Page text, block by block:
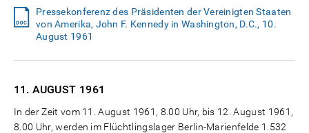
Pressekonferenz des Präsidenten der Vereinigten Staaten
von Amerika, John F. Kennedy in Washington, D.C., 10.
August 1961
11. AUGUST 1961
In der Zeit vom 11. August 1961, 8.00 Uhr, bis 12. August 1961,
8.00 Uhr, werden im Flüchtlingslager Berlin-Marienfelde 1.532